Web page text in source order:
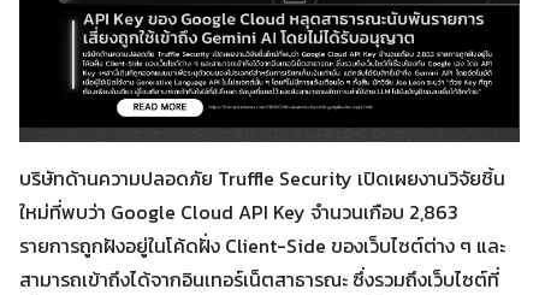
บริษัทด้านความปลอดภัย Truffle Security เปิดเผยงานวิจัยชิ้น
ใหม่ที่พบว่า Google Cloud API Key จำนวนเกือบ 2,863
รายการถูกฝังอยู่ในโค้ดฝั่ง Client-Side ของเว็บไซต์ต่าง ๆ และ
สามารถเข้าถึงได้จากอินเทอร์เน็ตสาธารณะ ซึ่งรวมถึงเว็บไซต์ที่